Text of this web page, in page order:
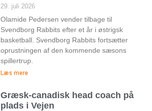
29. juli 2026
Olamide Pedersen vender tilbage til
Svendborg Rabbits efter et år i østrigsk
basketball. Svendborg Rabbits fortsætter
oprustningen af den kommende sæsons
spillertrup.
Læs mere
Græsk-canadisk head coach på
plads i Vejen